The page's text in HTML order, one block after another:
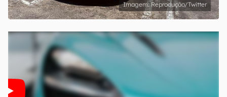
Reprodução/Twitter